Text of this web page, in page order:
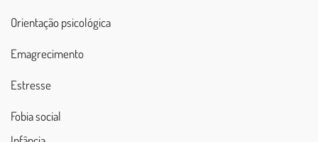
Orientação psicológica
Emagrecimento
Estresse
Fobia social